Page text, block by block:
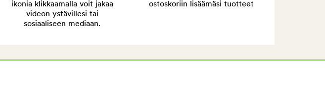
ikonia klikkaamalla voit jakaa
videon ystävillesi tai
sosiaaliseen mediaan.
ostoskoriin lisäämäsi tuotteet